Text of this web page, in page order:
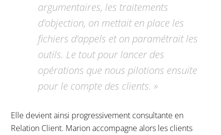
argumentaires, les traitements
d’objection, on mettait en place les
fichiers d’appels et on paramétrait les
outils. Le tout pour lancer des
opérations que nous pilotions ensuite
pour le compte des clients. »
Elle devient ainsi progressivement consultante en
Relation Client. Marion accompagne alors les clients